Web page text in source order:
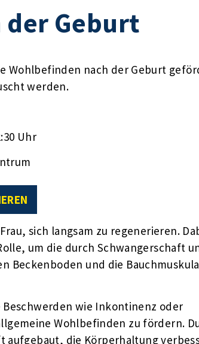
der Geburt
Wohlbefinden nach der Geburt
werden.
Uhr
sich langsam zu regenerieren.
um die durch Schwangerschaft
Beckenboden und die
wie Inkontinenz oder
Wohlbefinden zu fördern.
aufgebaut, die Körperhaltung